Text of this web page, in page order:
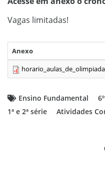
Vagas limitadas!
Anexo
Ensino Fundamental
1ª e 2ª série
Atividades